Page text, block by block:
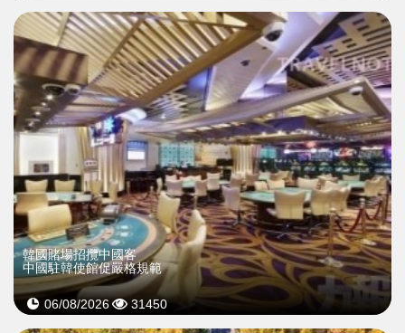
韓國賭場招攬中國客
中國駐韓使館促嚴格規範
06/08/2026 31450